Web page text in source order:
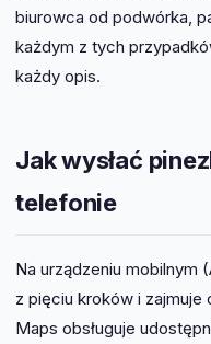
biurowca od podwórka,
każdym z tych
każdy opis.
Jak wysłać
telefonie
Na urządzeniu mobilnym
z pięciu kroków i zajmuje
Maps obsługuje